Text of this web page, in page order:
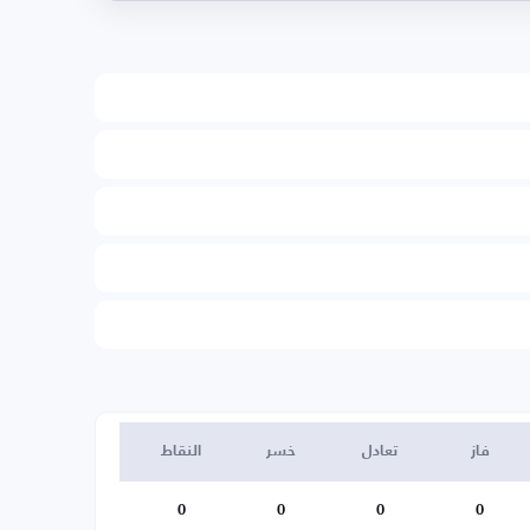
فاز تعادل خسر النقاط
0
0
0
0